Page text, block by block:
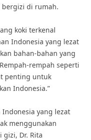
bergizi di rumah.
koki terkenal
Indonesia yang lezat
bahan-bahan yang
rempah seperti
penting untuk
Indonesia.”
Indonesia yang lezat
menggunakan
Dr. Rita